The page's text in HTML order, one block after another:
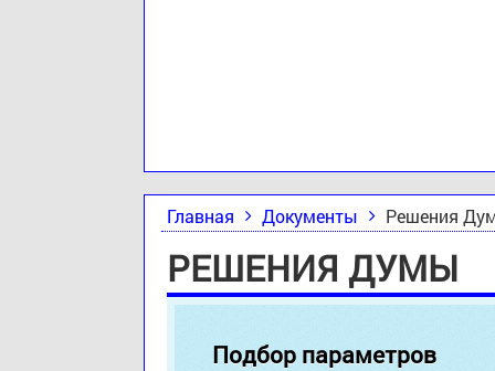
Главная Документы Решения
РЕШЕНИЯ ДУМЫ
Подбор параметров